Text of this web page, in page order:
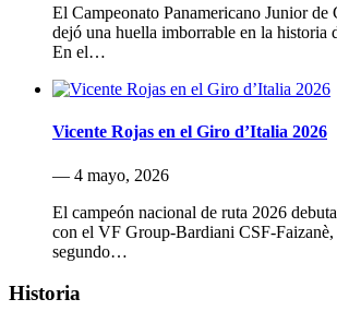
El Campeonato Panamericano Junior de
dejó una huella imborrable en la historia
En el…
Vicente Rojas en el Giro d’Italia 2026
— 4 mayo, 2026
El campeón nacional de ruta 2026
con el VF Group-Bardiani CSF-Faizanè,
segundo…
Historia